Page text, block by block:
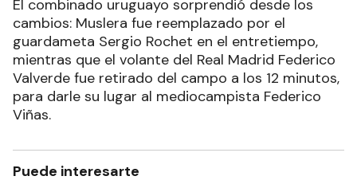
El combinado uruguayo sorprendió desde los
cambios: Muslera fue reemplazado por el
guardameta Sergio Rochet en el entretiempo,
mientras que el volante del Real Madrid Federico
Valverde fue retirado del campo a los 12 minutos,
para darle su lugar al mediocampista Federico
Viñas.
Puede interesarte